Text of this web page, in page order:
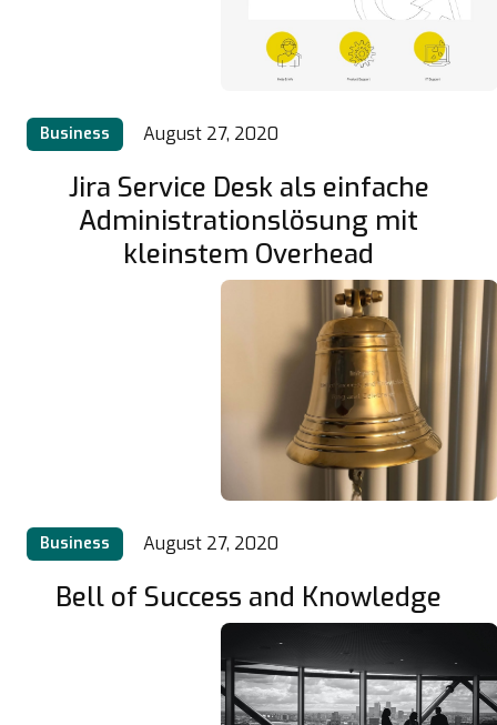
Business August 27, 2020
Jira Service Desk als einfache
Administrationslösung mit
kleinstem Overhead
Business August 27, 2020
Bell of Success and Knowledge